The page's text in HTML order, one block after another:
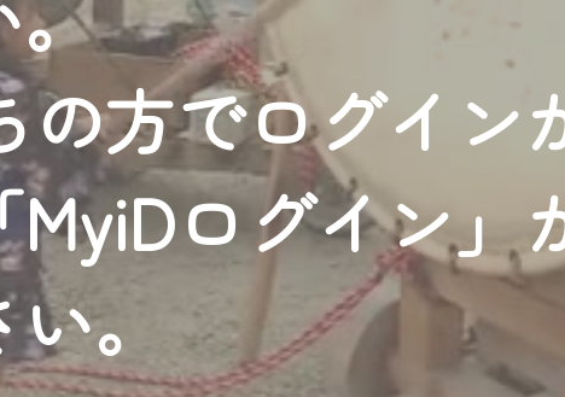
の方でログイン
ログイン」
。
のサービス向上のため、
は、一部コンテンツを除き、
マイページ※』へのログインが必要となります。
願いいたします。
が必要となります。
の各種サービスをご利用頂くためのIDです。
レスで設定できます。
ドレスでも作成可能です）
新規登録はこちら
から
続きご視聴いただけます。